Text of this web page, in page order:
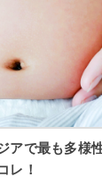
アで最も多様
レ！